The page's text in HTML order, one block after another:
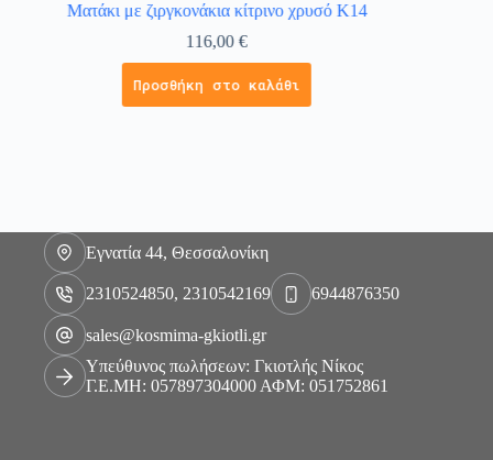
Ματάκι με ζιργκονάκια κίτρινο χρυσό Κ14
116,00€
Προσθήκη στο καλάθι
Εγνατία 44, Θεσσαλονίκη
2310524850, 2310542169 6944876350
sales@kosmima-gkiotli.gr
Υπεύθυνος πωλήσεων: Γκιοτλής Νίκος
Γ.Ε.ΜΗ: 057897304000 ΑΦΜ: 051752861